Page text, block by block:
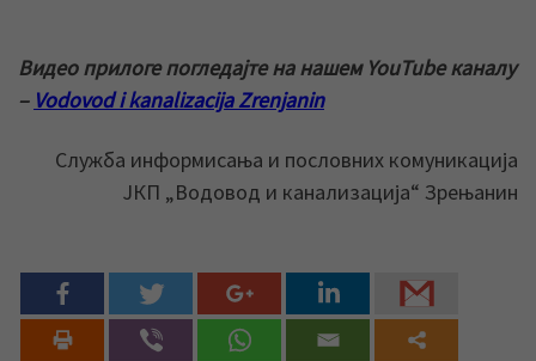
Видео прилоге погледајте на нашем YouTube каналу
– Vodovod i kanalizacija Zrenjanin
Служба информисања и пословних комуникација
ЈКП „Водовод и канализација“ Зрењанин